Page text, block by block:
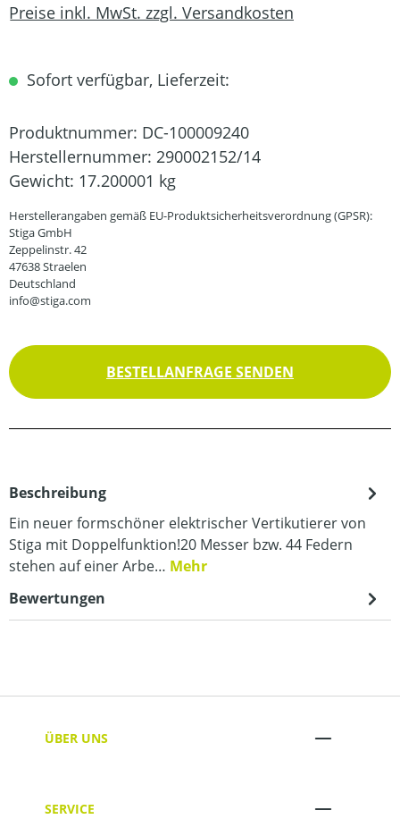
Preise inkl. MwSt. zzgl. Versandkosten
Sofort verfügbar, Lieferzeit:
Produktnummer: DC-100009240
Herstellernummer: 290002152/14
Gewicht: 17.200001 kg
Herstellerangaben gemäß EU-Produktsicherheitsverordnung (GPSR):
Stiga GmbH
Zeppelinstr. 42
47638 Straelen
Deutschland
info@stiga.com
BESTELLANFRAGE SENDEN
Beschreibung
Ein neuer formschöner elektrischer Vertikutierer von
Stiga mit Doppelfunktion!20 Messer bzw. 44 Federn
stehen auf einer Arbe… Mehr
Bewertungen
ÜBER UNS
SERVICE